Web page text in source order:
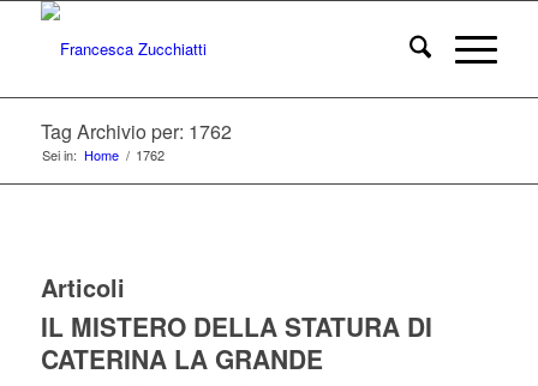
Tag Archivio per: 1762
Sei in: Home / 1762
Articoli
IL MISTERO DELLA STATURA DI
CATERINA LA GRANDE